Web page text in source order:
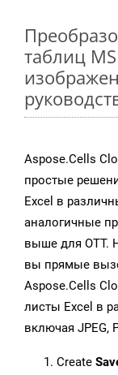
таблиц
Aspose.Cells
простые
Excel в
аналогичные
выше для OTT.
вы прямые
Aspose.Cells
листы Excel в
включая JPEG,
Create